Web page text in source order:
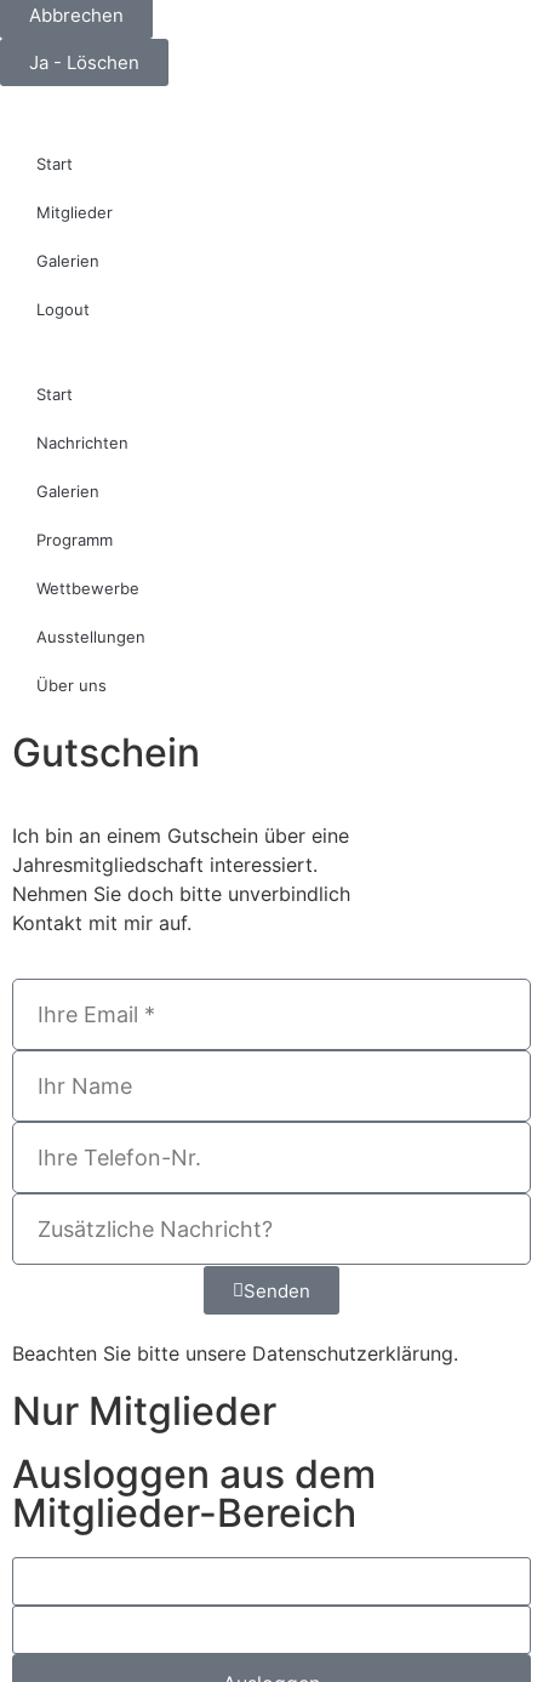
Abbrechen
Ja - Löschen
Start
Mitglieder
Galerien
Logout
Start
Nachrichten
Galerien
Programm
Wettbewerbe
Ausstellungen
Über uns
Gutschein
Ich bin an einem Gutschein über eine
Jahresmitgliedschaft interessiert.
Nehmen Sie doch bitte unverbindlich
Kontakt mit mir auf.
Senden
Beachten Sie bitte unsere Datenschutzerklärung.
Nur Mitglieder
Ausloggen aus dem
Mitglieder-Bereich